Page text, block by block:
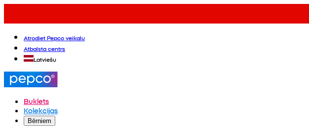
Atrodiet Pepco veikalu
Atbalsta centrs
Latviešu
Buklets
Kolekcijas
Bērniem